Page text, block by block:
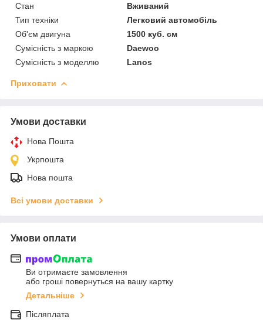
Стан
Вживаний
Тип техніки
Легковий автомобіль
Об'єм двигуна
1500 куб. см
Сумісність з маркою
Daewoo
Сумісність з моделлю
Lanos
Приховати
Умови доставки
Нова Пошта
Укрпошта
Нова пошта
Всі умови доставки
Умови оплати
Ви отримаєте замовлення
або гроші повернуться на вашу картку
Детальніше
Післяплата